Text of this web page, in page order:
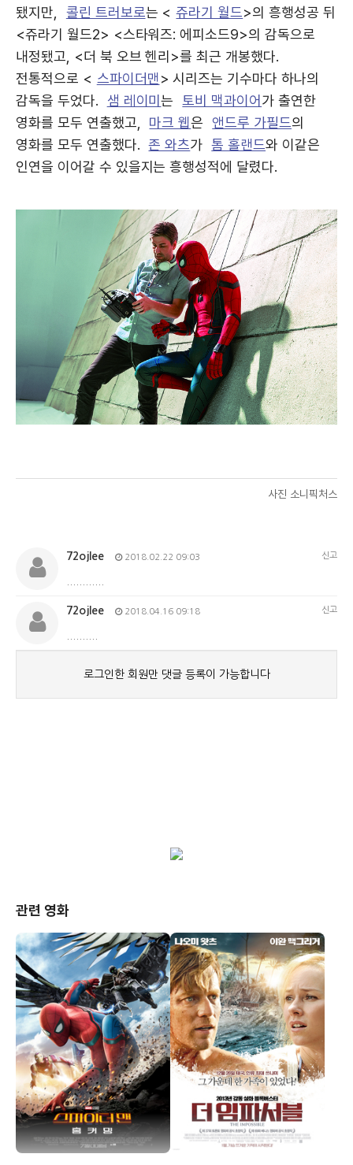
됐지만,
콜린 트러보로는 < 쥬라기 월드>의 흥행성공 뒤
<쥬라기 월드2> <스타워즈: 에피소드9>의 감독으로
내정됐고, <더 북 오브 헨리>를 최근 개봉했다.
전통적으로 < 스파이더맨> 시리즈는 기수마다 하나의
감독을 두었다.
샘 레이미는 토비 맥과이어 가 출연한
영화를 모두 연출했고,
마크 웹은 앤드루 가필드의
영화를 모두 연출했다. 존 와츠가 톰 홀랜드와 이같은
인연을 이어갈 수 있을지는 흥행성적에 달렸다.
사진 소니픽처스
관련 영화